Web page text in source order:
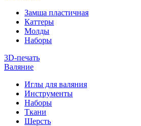
Замша пластичная
Каттеры
Молды
Наборы
3D-печать
Валяние
Иглы для валяния
Инструменты
Наборы
Ткани
Шерсть